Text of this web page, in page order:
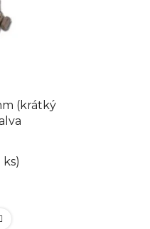
(krátký
ks)